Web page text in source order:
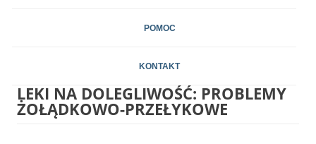
POMOC
KONTAKT
LEKI NA DOLEGLIWOŚĆ: PROBLEMY
ŻOŁĄDKOWO-PRZEŁYKOWE